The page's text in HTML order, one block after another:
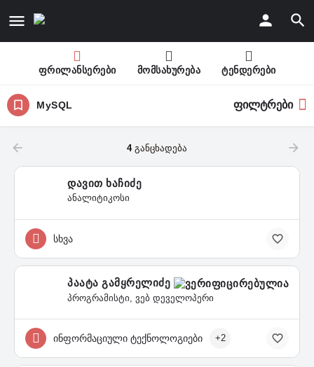
ფრილანსერები მომსახურება ტენდერები
MySQL ფილტრები
4განცხადება
დავით ხაჩიძე
ანალიტიკოსი
სხვა
პაატა გამყრელიძე
პროგრამისტი, ვებ დეველოპერი
ინფორმაციული ტექნოლოგიები +2